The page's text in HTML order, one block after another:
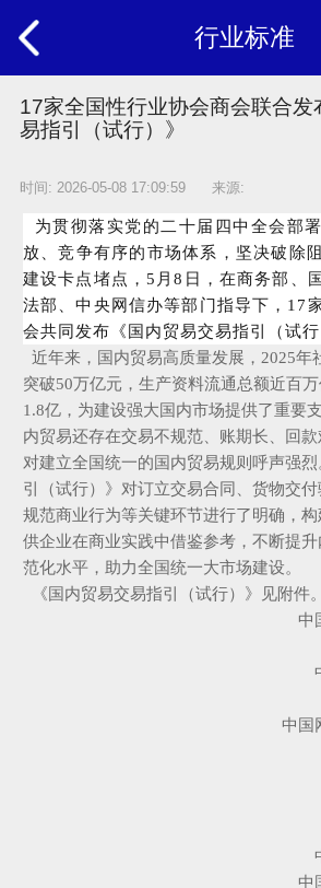
行业标准
17家全国性行业协会商会联合发
易指引（试行）》
时间: 2026-05-08 17:09:59 来源:
为贯彻落实党的二十届四中全会部
放、竞争有序的市场体系，坚决破除
建设卡点堵点，5月8日，在商务部、
法部、中央网信办等部门指导下，17
会共同发布《国内贸易交易指引（试行
近年来，国内贸易高质量发展，2025年
突破50万亿元，生产资料流通总额近百
1.8亿，为建设强大国内市场提供了重要
内贸易还存在交易不规范、账期长、回
对建立全国统一的国内贸易规则呼声强
引（试行）》对订立交易合同、货物交付
规范商业行为等关键环节进行了明确，构
供企业在商业实践中借鉴参考，不断提
范化水平，助力全国统一大市场建设。
《国内贸易交易指引（试行）》见附件。
中
中国
中